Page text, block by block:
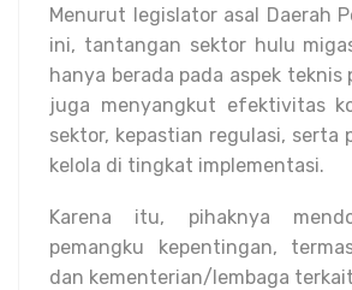
Menurut legislator asal Daerah
ini, tantangan sektor hulu
hanya berada pada aspek teknis
juga menyangkut efektivitas
sektor, kepastian regulasi, serta
kelola di tingkat implementasi.
Karena itu, pihaknya
pemangku kepentingan,
dan kementerian/lembaga